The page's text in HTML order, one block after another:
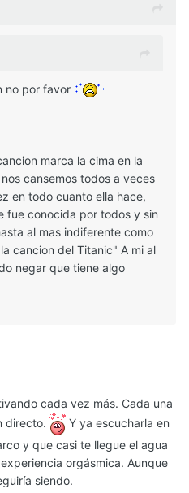
no por favor
marca la cima en la
cansemos todos a veces
en todo cuanto ella hace,
fue conocida por todos y sin
al mas indiferente como
cancion del Titanic" A mi al
negar que tiene algo
cada vez más. Cada una
directo.
Y ya escucharla en
y que casi te llegue el agua
orgásmica. Aunque
siendo.